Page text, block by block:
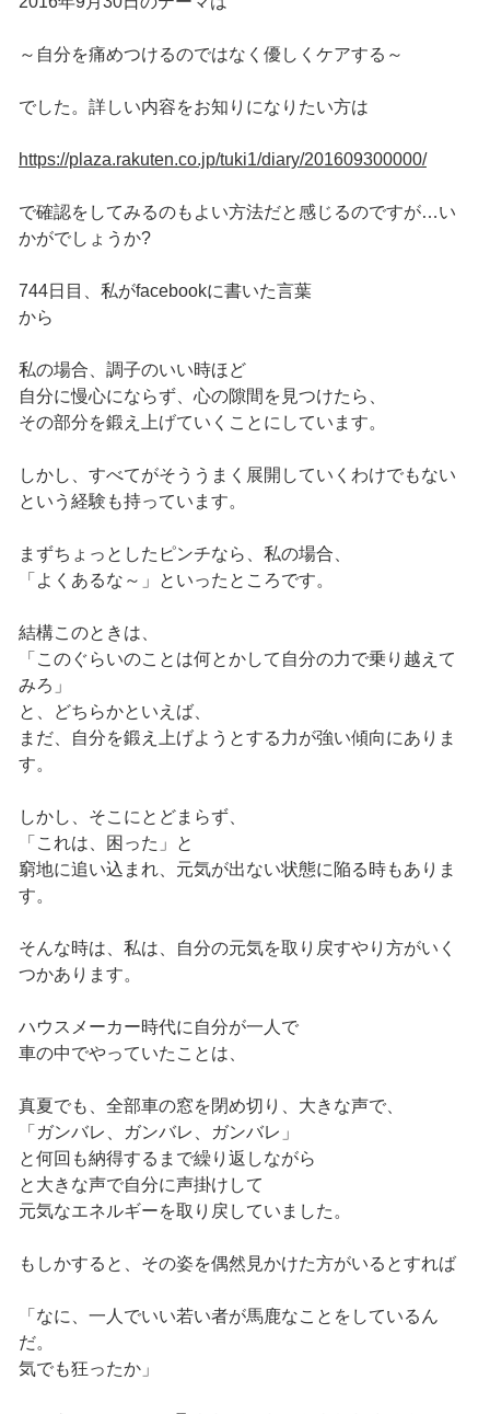
～自分を痛めつけるのではなく優しくケアする～
でした。詳しい内容をお知りになりたい方は
https://plaza.rakuten.co.jp/tuki1/diary/201609300000/
で確認をしてみるのもよい方法だと感じるのですが…い
かがでしょうか?
744日目、私がfacebookに書いた言葉
から
私の場合、調子のいい時ほど
自分に慢心にならず、心の隙間を見つけたら、
その部分を鍛え上げていくことにしています。
しかし、すべてがそううまく展開していくわけでもない
という経験も持っています。
まずちょっとしたピンチなら、私の場合、
「よくあるな～」といったところです。
結構このときは、
「このぐらいのことは何とかして自分の力で乗り越えて
みろ」
と、どちらかといえば、
まだ、自分を鍛え上げようとする力が強い傾向にありま
す。
しかし、そこにとどまらず、
「これは、困った」と
窮地に追い込まれ、元気が出ない状態に陥る時もありま
す。
そんな時は、私は、自分の元気を取り戻すやり方がいく
つかあります。
ハウスメーカー時代に自分が一人で
車の中でやっていたことは、
真夏でも、全部車の窓を閉め切り、大きな声で、
「ガンバレ、ガンバレ、ガンバレ」
と何回も納得するまで繰り返しながら
と大きな声で自分に声掛けして
元気なエネルギーを取り戻していました。
もしかすると、その姿を偶然見かけた方がいるとすれば
「なに、一人でいい若い者が馬鹿なことをしているん
だ。
気でも狂ったか」